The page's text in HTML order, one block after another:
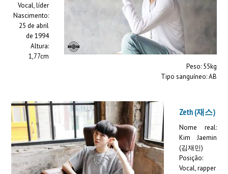
Vocal, líder
Nascimento:
25 de abril
de 1994
Altura:
1,77cm
Peso: 55kg
Tipo sanguíneo: AB
Zeth (재스)
Nome real:
Kim Jaemin
(김재민)
Posição:
Vocal, rapper